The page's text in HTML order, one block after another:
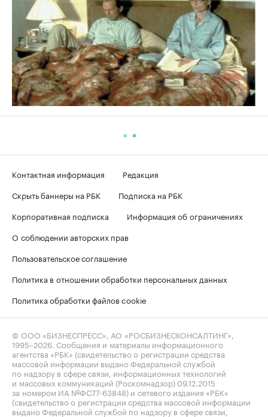
Контактная информация
Редакция
Скрыть баннеры на РБК
Подписка на РБК
Корпоративная подписка
Информация об ограничениях
О соблюдении авторских прав
Пользовательское соглашение
Политика в отношении обработки персональных данных
Политика обработки файлов cookie
© ООО «БИЗНЕСПРЕСС», АО «РОСБИЗНЕСКОНСАЛТИНГ»,
1995–2026. Сообщения и материалы информационного
агентства «РБК» (свидетельство о регистрации средства
массовой информации выдано Федеральной службой
по надзору в сфере связи, информационных технологий
и массовых коммуникаций (Роскомнадзор) 09.12.2015
за номером ИА №ФС77-63848) и сетевого издания «РБК»
(свидетельство о регистрации средства массовой информации
выдано Федеральной службой по надзору в сфере связи,